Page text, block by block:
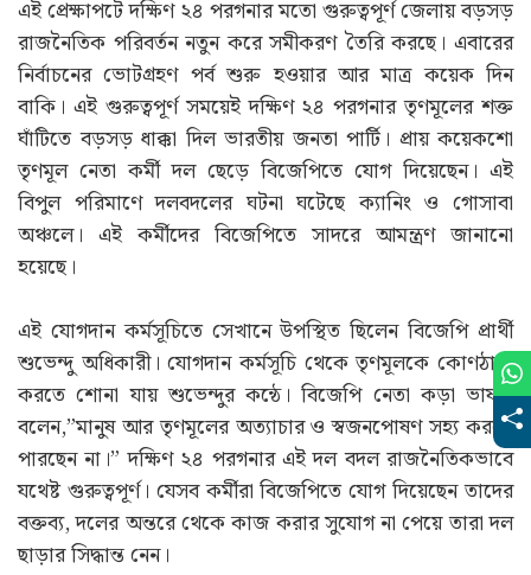
এই প্রেক্ষাপটে দক্ষিণ ২৪ পরগনার মতো গুরুত্বপূর্ণ জেলায় বড়সড়
রাজনৈতিক পরিবর্তন নতুন করে সমীকরণ তৈরি করছে। এবারের
নির্বাচনের ভোটগ্রহণ পর্ব শুরু হওয়ার আর মাত্র কয়েক দিন
বাকি। এই গুরুত্বপূর্ণ সময়েই দক্ষিণ ২৪ পরগনার তৃণমূলের শক্ত
ঘাঁটিতে বড়সড় ধাক্কা দিল ভারতীয় জনতা পার্টি। প্রায় কয়েকশো
তৃণমূল নেতা কর্মী দল ছেড়ে বিজেপিতে যোগ দিয়েছেন। এই
বিপুল পরিমাণে দলবদলের ঘটনা ঘটেছে ক্যানিং ও গোসাবা
অঞ্চলে। এই কর্মীদের বিজেপিতে সাদরে আমন্ত্রণ জানানো
হয়েছে।
এই যোগদান কর্মসূচিতে সেখানে উপস্থিত ছিলেন বিজেপি প্রার্থী
শুভেন্দু অধিকারী। যোগদান কর্মসূচি থেকে তৃণমূলকে কোণঠাসা
করতে শোনা যায় শুভেন্দুর কন্ঠে। বিজেপি নেতা কড়া ভাষায়
বলেন,”মানুষ আর তৃণমূলের অত্যাচার ও স্বজনপোষণ সহ্য করতে
পারছেন না।” দক্ষিণ ২৪ পরগনার এই দল বদল রাজনৈতিকভাবে
যথেষ্ট গুরুত্বপূর্ণ। যেসব কর্মীরা বিজেপিতে যোগ দিয়েছেন তাদের
বক্তব্য, দলের অন্তরে থেকে কাজ করার সুযোগ না পেয়ে তারা দল
ছাড়ার সিদ্ধান্ত নেন।